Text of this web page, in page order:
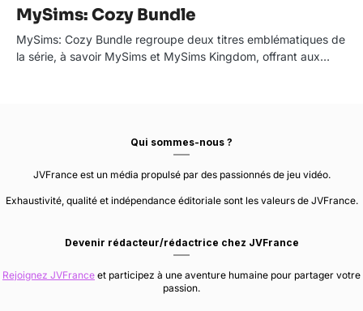
MySims: Cozy Bundle
MySims: Cozy Bundle regroupe deux titres emblématiques de
la série, à savoir MySims et MySims Kingdom, offrant aux…
Qui sommes-nous ?
JVFrance est un média propulsé par des passionnés de jeu vidéo.
Exhaustivité, qualité et indépendance éditoriale sont les valeurs de JVFrance.
Devenir rédacteur/rédactrice chez JVFrance
Rejoignez JVFrance et participez à une aventure humaine pour partager votre
passion.